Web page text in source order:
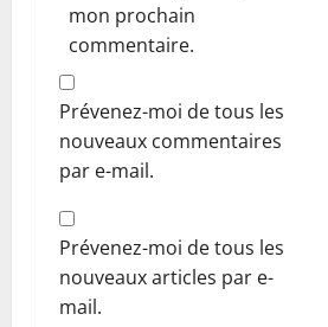
mon prochain
commentaire.
Prévenez-moi de tous les
nouveaux commentaires
par e-mail.
Prévenez-moi de tous les
nouveaux articles par e-
mail.